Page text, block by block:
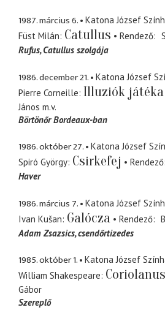
1987. március 6.
Katona József
Füst Milán Catullus Rendező
Rufus Catullus szolgája
1986. december 21.
Katona József
Pierre Corneille Illuziók játéka
János m.v.
Börtönőr Bordeaux-ban
1986. október 27.
Katona József
Spiró György Csirkefej Rendező
Haver
1986. március 7.
Katona József
Ivan Kušan Galócza Rendező
Adam Zsazsics csendőrtizedes
1985. október 1.
Katona József
William Shakespeare Coriolanus
Gábor
Szereplő